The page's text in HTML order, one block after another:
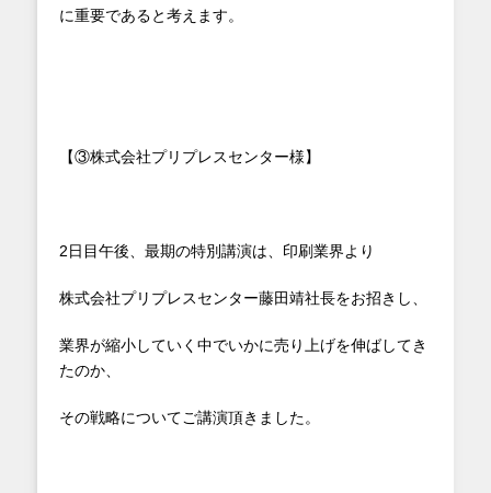
に重要であると考えます。
【③株式会社プリプレスセンター様】
2日目午後、最期の特別講演は、印刷業界より
株式会社プリプレスセンター藤田靖社長をお招きし、
業界が縮小していく中でいかに売り上げを伸ばしてき
たのか、
その戦略についてご講演頂きました。